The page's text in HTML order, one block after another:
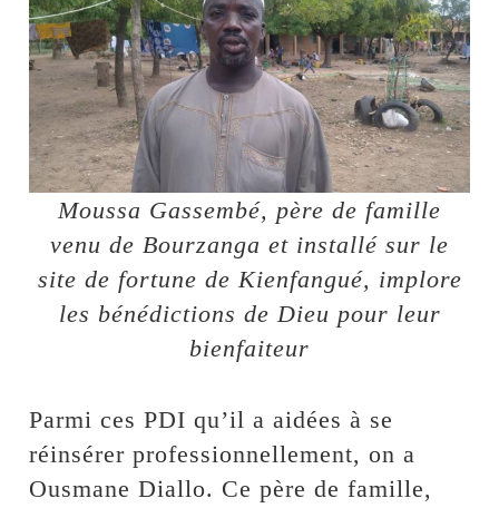
Moussa Gassembé, père de famille
venu de Bourzanga et installé sur le
site de fortune de Kienfangué, implore
les bénédictions de Dieu pour leur
bienfaiteur
Parmi ces PDI qu’il a aidées à se
réinsérer professionnellement, on a
Ousmane Diallo. Ce père de famille,